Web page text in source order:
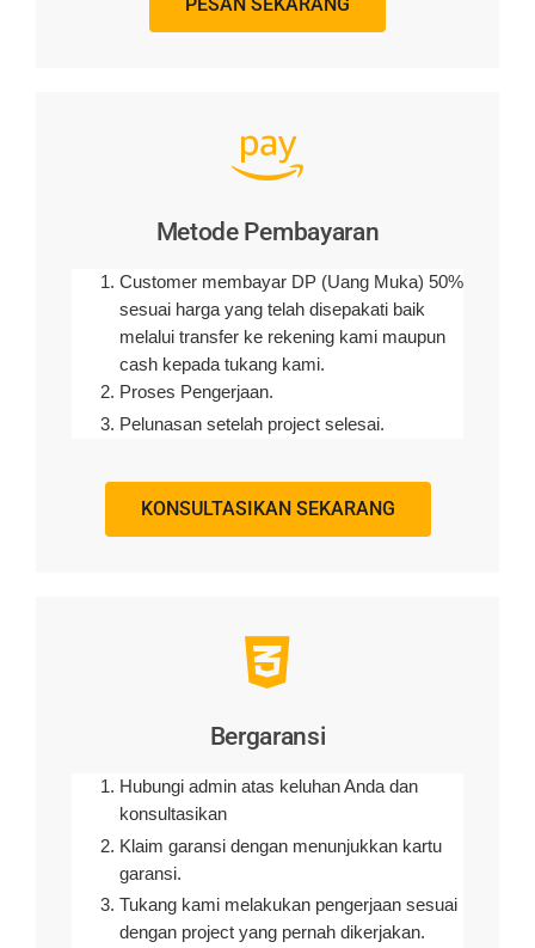
Metode Pembayaran
Customer membayar DP (Uang Muka) 50%
sesuai harga yang telah disepakati baik
melalui transfer ke rekening kami maupun
cash kepada tukang kami.
Proses Pengerjaan.
Pelunasan setelah project selesai.
KONSULTASIKAN SEKARANG
Bergaransi
Hubungi admin atas keluhan Anda dan
konsultasikan
Klaim garansi dengan menunjukkan kartu
garansi.
Tukang kami melakukan pengerjaan sesuai
dengan project yang pernah dikerjakan.